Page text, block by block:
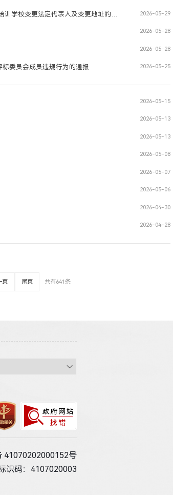
2026-05-29
2026-05-28
2026-05-28
委员会成员违规行为的通报 2026-05-25
2026-05-15
2026-05-13
2026-05-13
2026-05-08
2026-05-07
2026-05-06
2026-04-30
2026-04-28
页 尾页 共有641条
41070202000152号
识码：4107020003